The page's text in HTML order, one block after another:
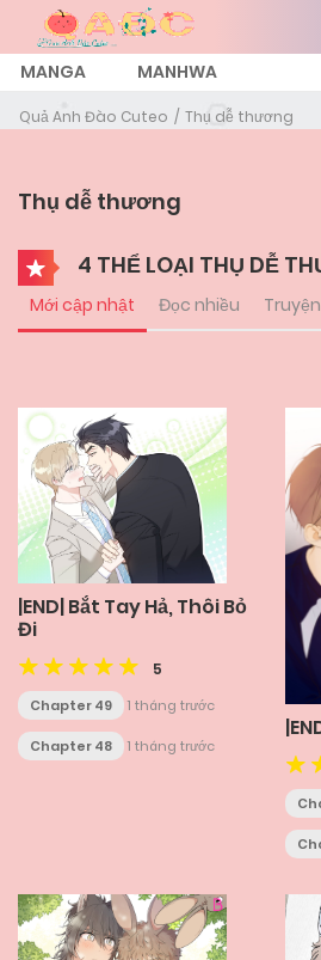
MANGA MANHWA
Quả Anh Đào Cuteo Thụ dễ thương
Thụ dễ thương
4 THỂ LOẠI THỤ DỄ
Mới cập nhật Đọc nhiều
|END| Bắt Tay Hả, Thôi Bỏ
Đi
5
Chapter 49 1 tháng trước
Chapter 48 1 tháng trước